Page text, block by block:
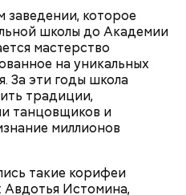
заведении, которое
школы до Академии
мастерство
на уникальных
За эти годы школа
традиции,
танцовщиков и
миллионов
такие корифеи
Авдотья Истомина,
о Бэтмене Вэл
шаг, согласившись
роли Майкла Китона.
знали как реагировать
расставила все по
должен прийти свет
«Александр»